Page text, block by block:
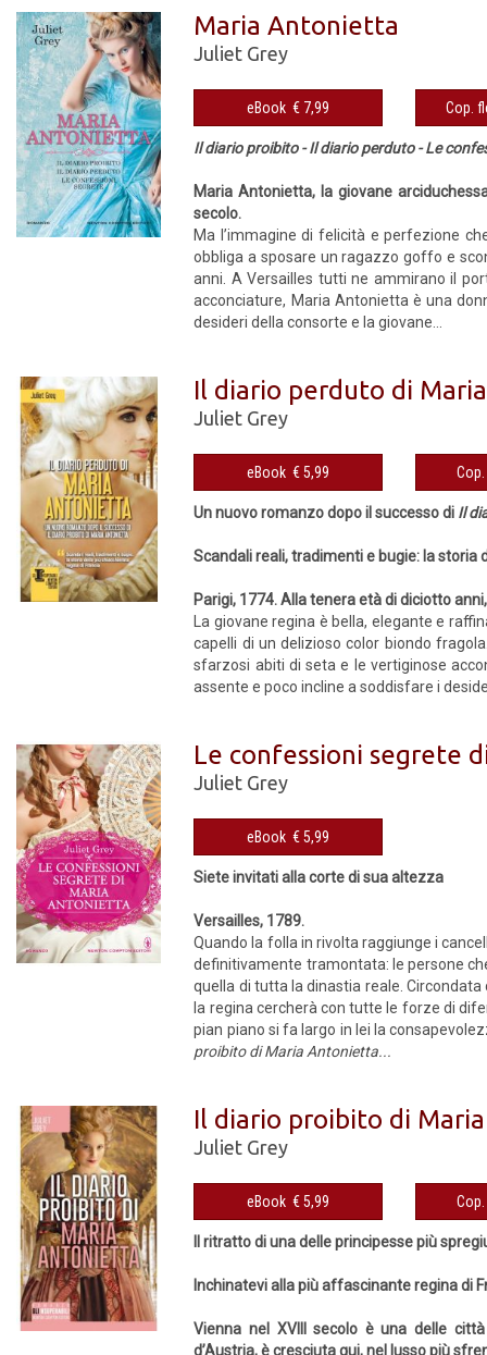
Maria Antonietta
Juliet Grey
eBook € 7,99
Il diario proibito - Il diario perduto - Le
Maria Antonietta, la giovane
secolo.
Ma l’immagine di felicità e perfezione
obbliga a sposare un ragazzo goffo e
anni. A Versailles tutti ne ammirano il
acconciature, Maria Antonietta è una
desideri della consorte e la giovane...
Il diario perduto di
Juliet Grey
eBook € 5,99
Un nuovo romanzo dopo il successo di Il
Scandali reali, tradimenti e bugie: la storia
Parigi, 1774. Alla tenera età di diciotto
La giovane regina è bella, elegante e
capelli di un delizioso color biondo
sfarzosi abiti di seta e le vertiginose
assente e poco incline a soddisfare i
Le confessioni segrete
Juliet Grey
eBook € 5,99
Siete invitati alla corte di sua altezza
Versailles, 1789.
Quando la folla in rivolta raggiunge i
definitivamente tramontata: le persone
quella di tutta la dinastia reale.
la regina cercherà con tutte le forze di
pian piano si fa largo in lei la
proibito di Maria Antonietta...
Il diario proibito di
Juliet Grey
eBook € 5,99
Il ritratto di una delle principesse più
Inchinatevi alla più affascinante regina di
Vienna nel XVIII secolo è una delle
d’Austria, è cresciuta qui, nel lusso più